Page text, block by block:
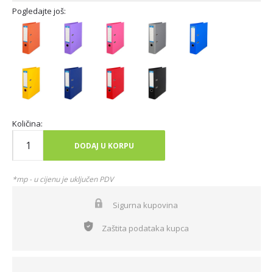
Pogledajte još:
Količina:
DODAJ U KORPU
*mp - u cijenu je uključen PDV
Sigurna kupovina
Zaštita podataka kupca